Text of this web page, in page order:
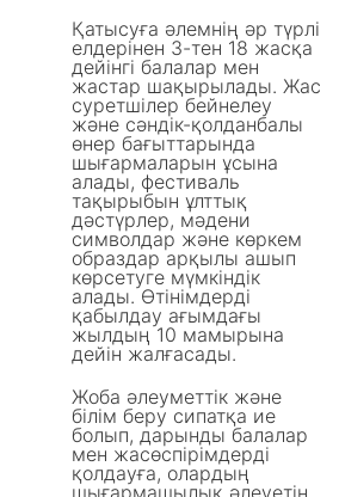
Қатысуға әлемнің әр түрлі
елдерінен 3-тен 18 жасқа
дейінгі балалар мен
жастар шақырылады. Жас
суретшілер бейнелеу
және сәндік-қолданбалы
өнер бағыттарында
шығармаларын ұсына
алады, фестиваль
тақырыбын ұлттық
дәстүрлер, мәдени
символдар және көркем
образдар арқылы ашып
көрсетуге мүмкіндік
алады. Өтінімдерді
қабылдау ағымдағы
жылдың 10 мамырына
дейін жалғасады.
Жоба әлеуметтік және
білім беру сипатқа ие
болып, дарынды балалар
мен жасөспірімдерді
қолдауға, олардың